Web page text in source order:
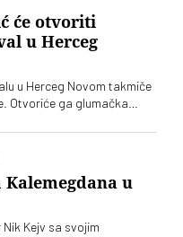
će otvoriti
u Herceg
u Herceg Novom takmiče
Otvoriće ga glumačka
kulture
Kalemegdana u
Kejv sa svojim